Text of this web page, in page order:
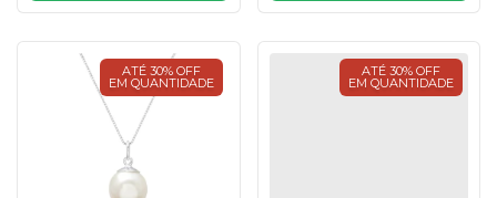
ATÉ 30% OFF
EM QUANTIDADE
ATÉ 30% OFF
EM QUANTIDADE